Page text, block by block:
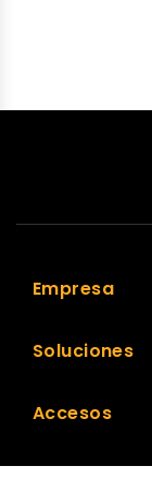
Empresa
Soluciones
Accesos